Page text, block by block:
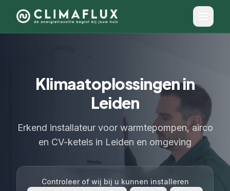
Klimaatoplossingen in
Leiden
Erkend installateur voor warmtepompen, airco
en CV-ketels in Leiden en omgeving
Controleer of wij bij u kunnen installeren